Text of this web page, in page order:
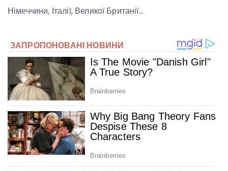
Німеччини, Італії, Великої Британії…